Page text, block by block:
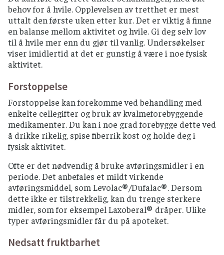
behov for å hvile. Opplevelsen av tretthet er mest
uttalt den første uken etter kur. Det er viktig å finne
en balanse mellom aktivitet og hvile. Gi deg selv lov
til å hvile mer enn du gjør til vanlig. Undersøkelser
viser imidlertid at det er gunstig å være i noe fysisk
aktivitet.
Forstoppelse
Forstoppelse kan forekomme ved behandling med
enkelte cellegifter og bruk av kvalmeforebyggende
medikamenter. Du kan i noe grad forebygge dette ved
å drikke rikelig, spise fiberrik kost og holde deg i
fysisk aktivitet.
Ofte er det nødvendig å bruke avføringsmidler i en
periode. Det anbefales et mildt virkende
avføringsmiddel, som Levolac®/Dufalac®. Dersom
dette ikke er tilstrekkelig, kan du trenge sterkere
midler, som for eksempel Laxoberal® dråper. Ulike
typer avføringsmidler får du på apoteket.
Nedsatt fruktbarhet